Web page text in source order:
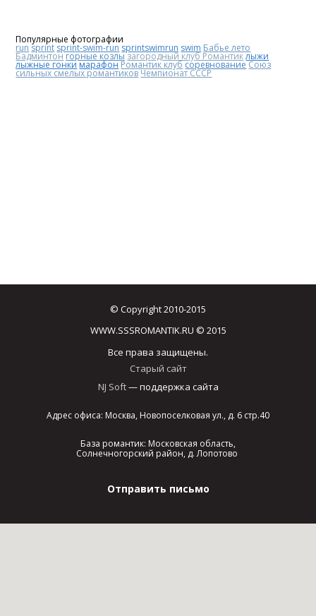
Популярные фотографии
run sprint sprint-swim-run sprintswimrun swim Бабье лето
Бадминтонгорные козлы загородный клуб Романтиклыжи
лыжные гонки марафонРомантик клубсоревнованиеСоюз
сильных смелых романтиковЧемпионат СССР
© Copyright 2010-2015
WWW.SSSROMANTIK.RU © 2015
Все права защищены.
Старый сайт
NJ Soft— поддержка сайта
Адрес офиса: Москва, Новопоселковая ул., д. 6 стр.40
База романтик: Московская область,
Солнечногорский район, д. Лопотово
Отправить письмо